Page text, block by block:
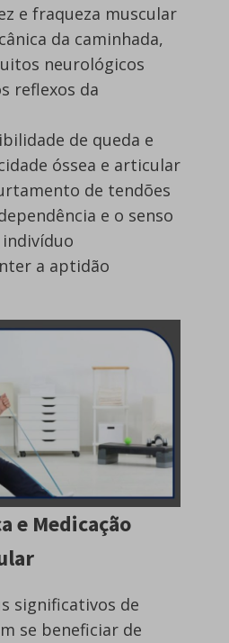
e fraqueza muscular
da caminhada,
neurológicos
reflexos da
de queda e
óssea e articular
de tendões
e o senso
a aptidão
e Medicação
significativos de
se beneficiar de